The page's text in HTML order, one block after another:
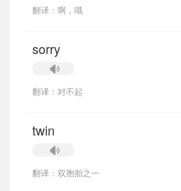
翻译：啊，哦
sorry
翻译：对不起
twin
翻译：双胞胎之一